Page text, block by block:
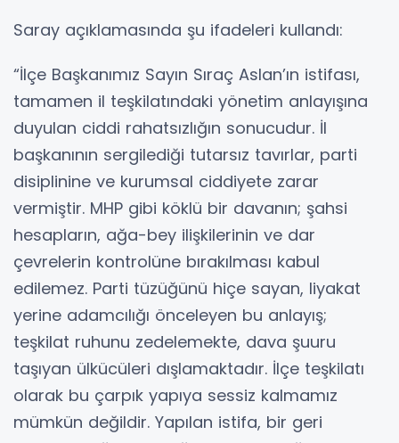
Saray açıklamasında şu ifadeleri kullandı:
“İlçe Başkanımız Sayın Sıraç Aslan’ın istifası,
tamamen il teşkilatındaki yönetim anlayışına
duyulan ciddi rahatsızlığın sonucudur. İl
başkanının sergilediği tutarsız tavırlar, parti
disiplinine ve kurumsal ciddiyete zarar
vermiştir. MHP gibi köklü bir davanın; şahsi
hesapların, ağa-bey ilişkilerinin ve dar
çevrelerin kontrolüne bırakılması kabul
edilemez. Parti tüzüğünü hiçe sayan, liyakat
yerine adamcılığı önceleyen bu anlayış;
teşkilat ruhunu zedelemekte, dava şuuru
taşıyan ülkücüleri dışlamaktadır. İlçe teşkilatı
olarak bu çarpık yapıya sessiz kalmamız
mümkün değildir. Yapılan istifa, bir geri